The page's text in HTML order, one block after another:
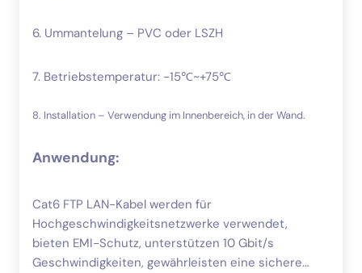
6. Ummantelung – PVC oder LSZH
7. Betriebstemperatur: -15℃~+75℃
8. Installation – Verwendung im Innenbereich, in der Wand.
Anwendung:
Cat6 FTP LAN-Kabel werden für
Hochgeschwindigkeitsnetzwerke verwendet,
bieten EMI-Schutz, unterstützen 10 Gbit/s
Geschwindigkeiten, gewährleisten eine sichere